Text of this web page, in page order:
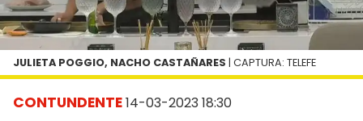
CONTUNDENTE14-03-2023 18:30
JULIETA POGGIO, NACHO CASTAÑARES | CAPTURA: TELEFE